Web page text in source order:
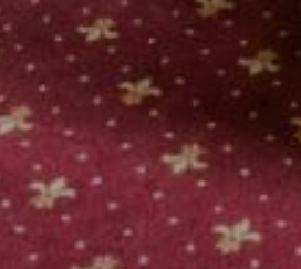
Referencie od klientov
Časté otázky
Nezáväzný dopyt
Zámocké podujatia